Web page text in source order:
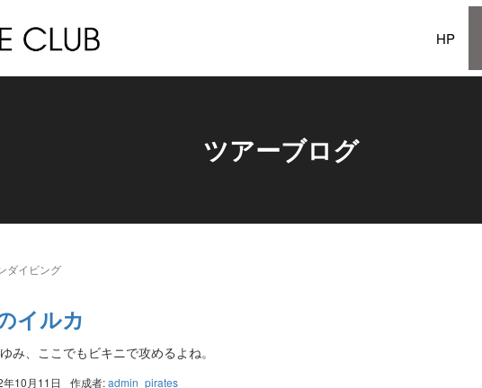
HP
ツアーブログ
ダイビング
イルカ
み、ここでもビキニで攻めるよね。
10月11日 作成者:admin_pirates